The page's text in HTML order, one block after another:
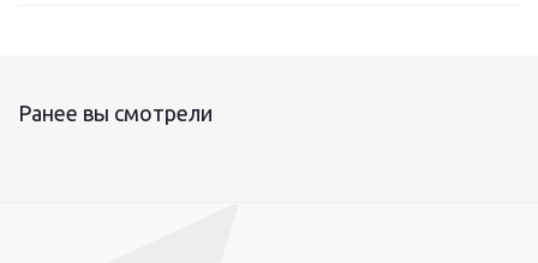
Ранее вы смотрели